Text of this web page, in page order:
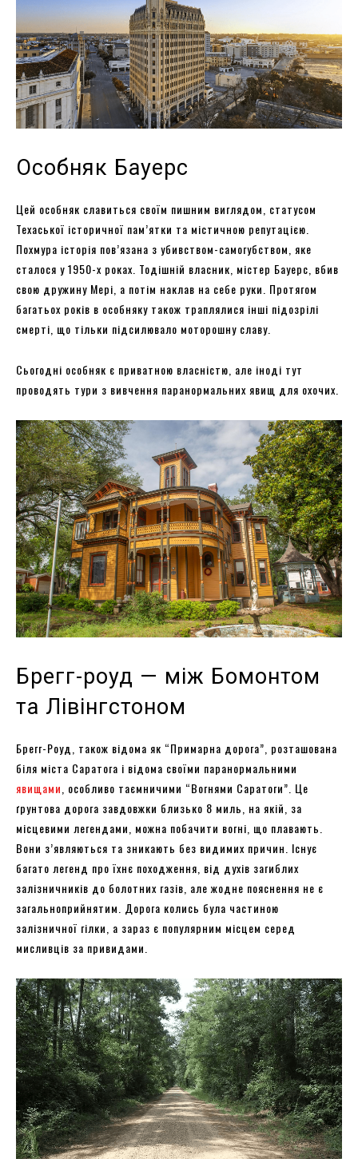
Особняк Бауерс
Цей особняк славиться своїм пишним виглядом, статусом
Техаської історичної пам’ятки та містичною репутацією.
Похмура історія пов’язана з убивством-самогубством, яке
сталося у 1950-х роках. Тодішній власник, містер Бауерс, вбив
свою дружину Мері, а потім наклав на себе руки. Протягом
багатьох років в особняку також траплялися інші підозрілі
смерті, що тільки підсилювало моторошну славу.
Сьогодні особняк є приватною власністю, але іноді тут
проводять тури з вивчення паранормальних явищ для охочих.
Брегг-роуд — між Бомонтом
та Лівінгстоном
Брегг-Роуд, також відома як “Примарна дорога”, розташована
біля міста Саратога і відома своїми паранормальними
явищами , особливо таємничими “Вогнями Саратоги”. Це
ґрунтова дорога завдовжки близько 8 миль, на якій, за
місцевими легендами, можна побачити вогні, що плавають.
Вони з’являються та зникають без видимих причин. Існує
багато легенд про їхнє походження, від духів загиблих
залізничників до болотних газів, але жодне пояснення не є
загальноприйнятим. Дорога колись була частиною
залізничної гілки, а зараз є популярним місцем серед
мисливців за привидами.